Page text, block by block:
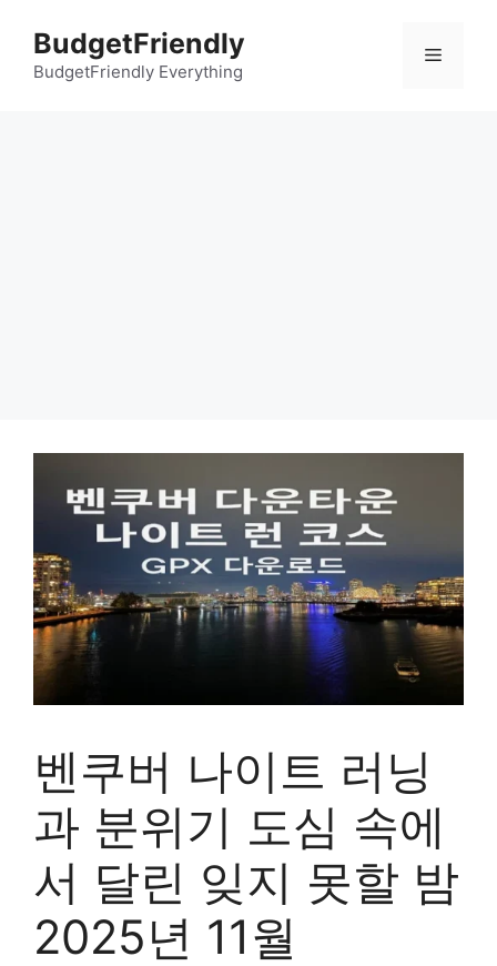
BudgetFriendly
BudgetFriendly Everything
메
벤쿠버 나이트 러닝
과 분위기 도심 속에
서 달린 잊지 못할 밤
2025년 11월